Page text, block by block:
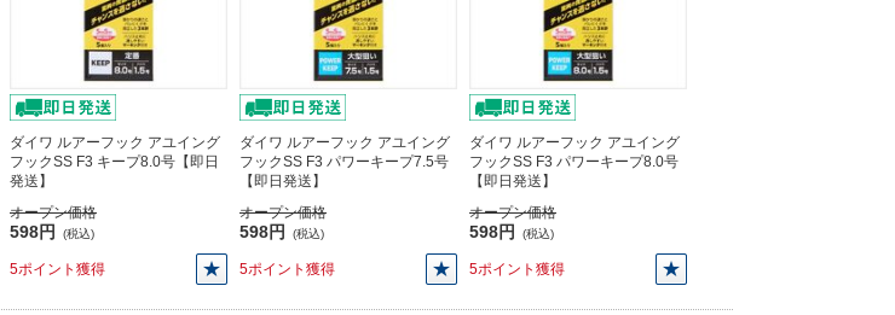
ダイワ ルアーフック アユイング
フックSS F3 キープ8.0号【即日
発送】
オープン価格
598円 (税込)
5ポイント獲得
ダイワ ルアーフック アユイング
フックSS F3 パワーキープ7.5号
【即日発送】
オープン価格
598円 (税込)
5ポイント獲得
ダイワ ルアーフック アユイング
フックSS F3 パワーキープ8.0号
【即日発送】
オープン価格
598円 (税込)
5ポイント獲得